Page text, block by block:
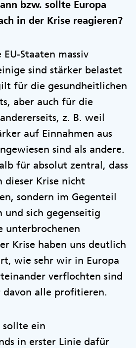
bzw. sollte Europa
in der Krise reagieren?
Staaten massiv
sind stärker belastet
für die gesundheitlichen
aber auch für die
z. B. weil
auf Einnahmen aus
sind als andere.
für absolut zentral, dass
dieser Krise nicht
sondern im Gegenteil
und sich gegenseitig
unterbrochenen
Krise haben uns deutlich
wie sehr wir in Europa
verflochten sind
alle profitieren.
sollte ein
in erster Linie dafür